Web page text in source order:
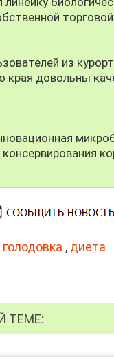
из
края довольны
голодовка , диета
ТЕМЕ: